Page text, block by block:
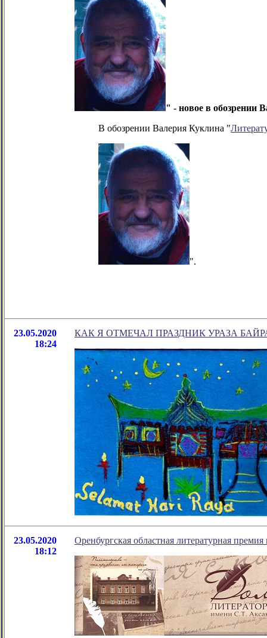
" - новое в обозрении
В обозрении Валерия Куклина "
".
23.05.2020
18:24
КАК Я ОТМЕЧАЛ ПРАЗДНИК УРАЗА
23.05.2020
18:12
Оренбургская областная литературная